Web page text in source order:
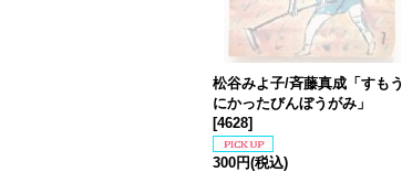
松谷みよ子/斉藤真成「すもう
にかったびんぼうがみ」
[4628]
300円(税込)